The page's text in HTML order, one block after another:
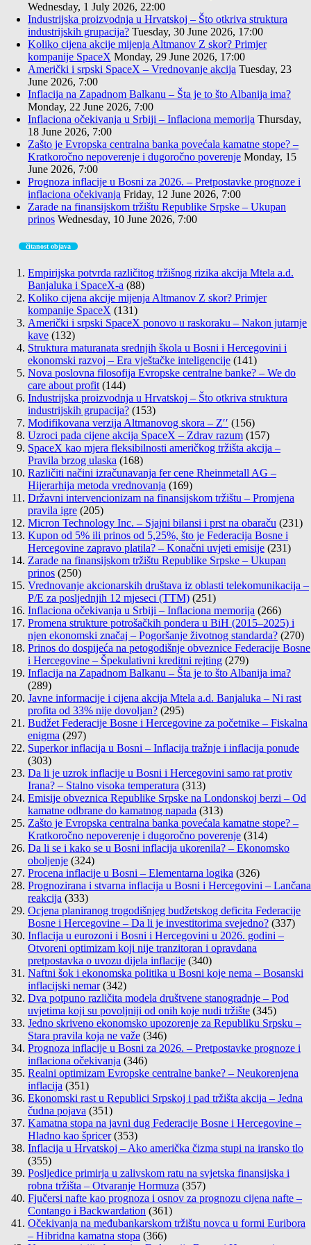
Wednesday, 1 July 2026, 22:00
Industrijska proizvodnja u Hrvatskoj – Što otkriva struktura
industrijskih grupacija? Tuesday, 30 June 2026, 17:00
Koliko cijena akcije mijenja Altmanov Z skor? Primjer
kompanije SpaceX Monday, 29 June 2026, 17:00
Američki i srpski SpaceX – Vrednovanje akcija Tuesday, 23
June 2026, 7:00
Inflacija na Zapadnom Balkanu – Šta je to što Albanija ima?
Monday, 22 June 2026, 7:00
Inflaciona očekivanja u Srbiji – Inflaciona memorija Thursday,
18 June 2026, 7:00
Zašto je Evropska centralna banka povećala kamatne stope? –
Kratkoročno nepoverenje i dugoročno poverenje Monday, 15
June 2026, 7:00
Prognoza inflacije u Bosni za 2026. – Pretpostavke prognoze i
inflaciona očekivanja Friday, 12 June 2026, 7:00
Zarade na finansijskom tržištu Republike Srpske – Ukupan
prinos Wednesday, 10 June 2026, 7:00
čitanost objava
Empirijska potvrda različitog tržišnog rizika akcija Mtela a.d.
Banjaluka i SpaceX-a (88)
Koliko cijena akcije mijenja Altmanov Z skor? Primjer
kompanije SpaceX (131)
Američki i srpski SpaceX ponovo u raskoraku – Nakon jutarnje
kave (132)
Struktura maturanata srednjih škola u Bosni i Hercegovini i
ekonomski razvoj – Era vještačke inteligencije (141)
Nova poslovna filosofija Evropske centralne banke? – We do
care about profit (144)
Industrijska proizvodnja u Hrvatskoj – Što otkriva struktura
industrijskih grupacija? (153)
Modifikovana verzija Altmanovog skora – Z′′ (156)
Uzroci pada cijene akcija SpaceX – Zdrav razum (157)
SpaceX kao mjera fleksibilnosti američkog tržišta akcija –
Pravila brzog ulaska (168)
Različiti načini izračunavanja fer cene Rheinmetall AG –
Hijerarhija metoda vrednovanja (169)
Državni intervencionizam na finansijskom tržištu – Promjena
pravila igre (205)
Micron Technology Inc. – Sjajni bilansi i prst na obaraču (231)
Kupon od 5% ili prinos od 5,25%, što je Federacija Bosne i
Hercegovine zapravo platila? – Konačni uvjeti emisije (231)
Zarade na finansijskom tržištu Republike Srpske – Ukupan
prinos (250)
Vrednovanje akcionarskih društava iz oblasti telekomunikacija –
P/E za posljednjih 12 mjeseci (TTM) (251)
Inflaciona očekivanja u Srbiji – Inflaciona memorija (266)
Promena strukture potrošačkih pondera u BiH (2015–2025) i
njen ekonomski značaj – Pogoršanje životnog standarda? (270)
Prinos do dospijeća na petogodišnje obveznice Federacije Bosne
i Hercegovine – Špekulativni kreditni rejting (279)
Inflacija na Zapadnom Balkanu – Šta je to što Albanija ima?
(289)
Javne informacije i cijena akcija Mtela a.d. Banjaluka – Ni rast
profita od 33% nije dovoljan? (295)
Budžet Federacije Bosne i Hercegovine za početnike – Fiskalna
enigma (297)
Superkor inflacija u Bosni – Inflacija tražnje i inflacija ponude
(303)
Da li je uzrok inflacije u Bosni i Hercegovini samo rat protiv
Irana? – Stalno visoka temperatura (313)
Emisije obveznica Republike Srpske na Londonskoj berzi – Od
kamatne odbrane do kamatnog napada (313)
Zašto je Evropska centralna banka povećala kamatne stope? –
Kratkoročno nepoverenje i dugoročno poverenje (314)
Da li se i kako se u Bosni inflacija ukorenila? – Ekonomsko
oboljenje (324)
Procena inflacije u Bosni – Elementarna logika (326)
Prognozirana i stvarna inflacija u Bosni i Hercegovini – Lančana
reakcija (333)
Ocjena planiranog trogodišnjeg budžetskog deficita Federacije
Bosne i Hercegovine – Da li je investitorima svejedno? (337)
Inflacija u eurozoni i Bosni i Hercegovini u 2026. godini –
Otvoreni optimizam koji nije tranzitoran i opravdana
pretpostavka o uvozu dijela inflacije (340)
Naftni šok i ekonomska politika u Bosni koje nema – Bosanski
inflacijski nemar (342)
Dva potpuno različita modela društvene stanogradnje – Pod
uvjetima koji su povoljniji od onih koje nudi tržište (345)
Jedno skriveno ekonomsko upozorenje za Republiku Srpsku –
Stara pravila koja ne važe (346)
Prognoza inflacije u Bosni za 2026. – Pretpostavke prognoze i
inflaciona očekivanja (346)
Realni optimizam Evropske centralne banke? – Neukorenjena
inflacija (351)
Ekonomski rast u Republici Srpskoj i pad tržišta akcija – Jedna
čudna pojava (351)
Kamatna stopa na javni dug Federacije Bosne i Hercegovine –
Hladno kao špricer (353)
Inflacija u Hrvatskoj – Ako američka čizma stupi na iransko tlo
(355)
Posljedice primirja u zalivskom ratu na svjetska finansijska i
robna tržišta – Otvaranje Hormuza (357)
Fjučersi nafte kao prognoza i osnov za prognozu cijena nafte –
Contango i Backwardation (361)
Očekivanja na međubankarskom tržištu novca u formi Euribora
– Hibridna kamatna stopa (366)